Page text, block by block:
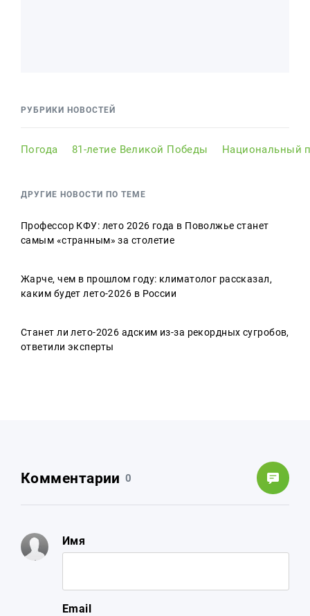
РУБРИКИ НОВОСТЕЙ
Погода 81-летие Великой Победы Национальный
ДРУГИЕ НОВОСТИ ПО ТЕМЕ
Профессор КФУ: лето 2026 года в Поволжье станет
самым «странным» за столетие
Жарче, чем в прошлом году: климатолог рассказал,
каким будет лето-2026 в России
Станет ли лето-2026 адским из-за рекордных сугробов,
ответили эксперты
Комментарии 0
Имя
Email